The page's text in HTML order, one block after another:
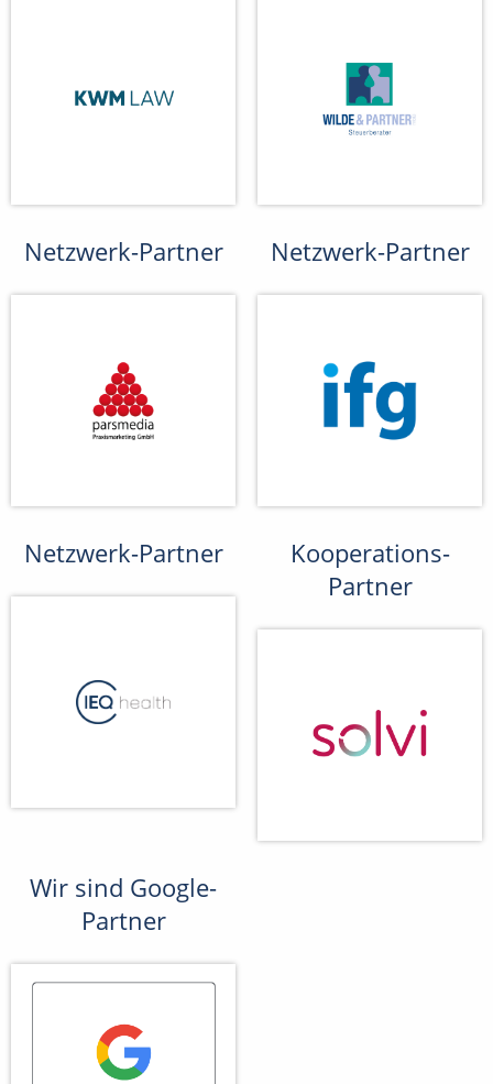
Netzwerk-Partner Netzwerk-Partner
Netzwerk-Partner
Kooperations-
Partner
Wir sind Google-
Partner